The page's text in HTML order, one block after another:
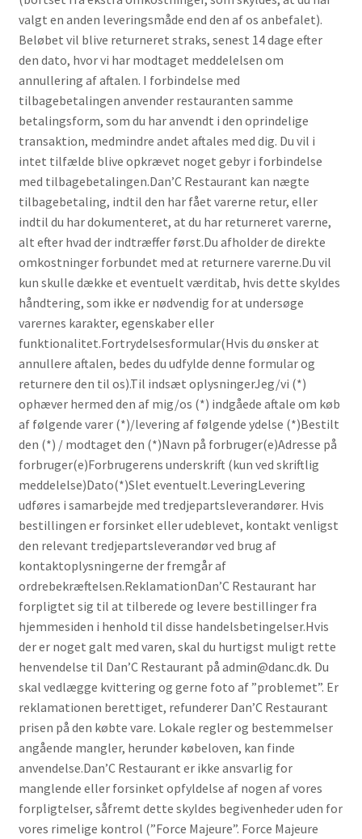
valgt en anden leveringsmåde end den af os anbefalet).
Beløbet vil blive returneret straks, senest 14 dage efter
den dato, hvor vi har modtaget meddelelsen om
annullering af aftalen. I forbindelse med
tilbagebetalingen anvender restauranten samme
betalingsform, som du har anvendt i den oprindelige
transaktion, medmindre andet aftales med dig. Du vil i
intet tilfælde blive opkrævet noget gebyr i forbindelse
med tilbagebetalingen.Dan’C Restaurant kan nægte
tilbagebetaling, indtil den har fået varerne retur, eller
indtil du har dokumenteret, at du har returneret varerne,
alt efter hvad der indtræffer først.Du afholder de direkte
omkostninger forbundet med at returnere varerne.Du vil
kun skulle dække et eventuelt værditab, hvis dette skyldes
håndtering, som ikke er nødvendig for at undersøge
varernes karakter, egenskaber eller
funktionalitet.Fortrydelsesformular(Hvis du ønsker at
annullere aftalen, bedes du udfylde denne formular og
returnere den til os).Til indsæt oplysningerJeg/vi (*)
ophæver hermed den af mig/os (*) indgåede aftale om køb
af følgende varer (*)/levering af følgende ydelse (*)Bestilt
den (*) / modtaget den (*)Navn på forbruger(e)Adresse på
forbruger(e)Forbrugerens underskrift (kun ved skriftlig
meddelelse)Dato(*)Slet eventuelt.LeveringLevering
udføres i samarbejde med tredjepartsleverandører. Hvis
bestillingen er forsinket eller udeblevet, kontakt venligst
den relevant tredjepartsleverandør ved brug af
kontaktoplysningerne der fremgår af
ordrebekræftelsen.ReklamationDan’C Restaurant har
forpligtet sig til at tilberede og levere bestillinger fra
hjemmesiden i henhold til disse handelsbetingelser.Hvis
der er noget galt med varen, skal du hurtigst muligt rette
henvendelse til Dan’C Restaurant på admin@danc.dk. Du
skal vedlægge kvittering og gerne foto af ”problemet”. Er
reklamationen berettiget, refunderer Dan’C Restaurant
prisen på den købte vare. Lokale regler og bestemmelser
angående mangler, herunder købeloven, kan finde
anvendelse.Dan’C Restaurant er ikke ansvarlig for
manglende eller forsinket opfyldelse af nogen af vores
forpligtelser, såfremt dette skyldes begivenheder uden for
vores rimelige kontrol (”Force Majeure”. Force Majeure